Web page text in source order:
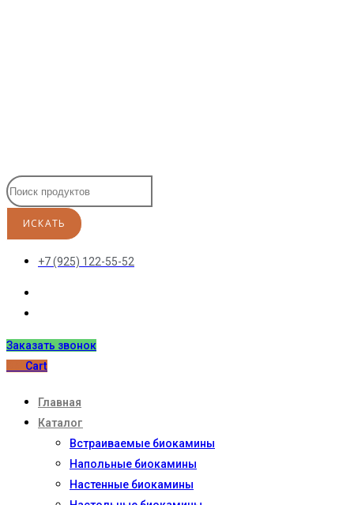
+7 (925) 122-55-52
Заказать звонок
Cart
Главная
Каталог
Встраиваемые биокамины
Напольные биокамины
Настенные биокамины